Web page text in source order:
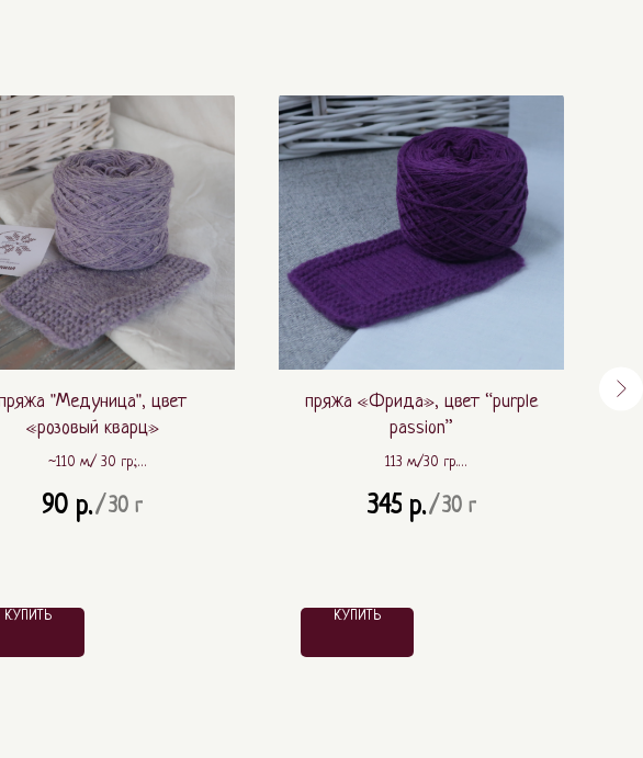
"Медуница", цвет
«розовый кварц»
~110 м./ 30 гр.;
90 р./30 г
КУПИТЬ
пряжа «Фрида», цвет “purple
passion”
113 м./30 гр.
345 р./30 г
КУПИТЬ